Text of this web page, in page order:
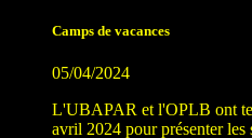
Camps de vacances
05/04/2024
L'UBAPAR et l'OPLB ont
avril 2024 pour présenter les